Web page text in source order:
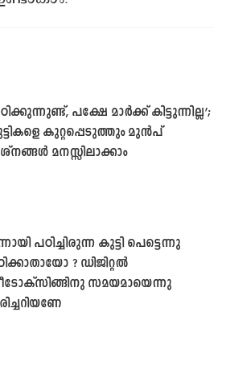
പക്ഷേ മാർക്ക് കിട്ടുന്നില്ല’;
കുറ്റപ്പെടുത്തും മുൻപ്
മനസ്സിലാക്കാം
പഠിച്ചിരുന്ന കുട്ടി പെട്ടെന്നു
? ഡിജിറ്റൽ
സമയമായെന്നു